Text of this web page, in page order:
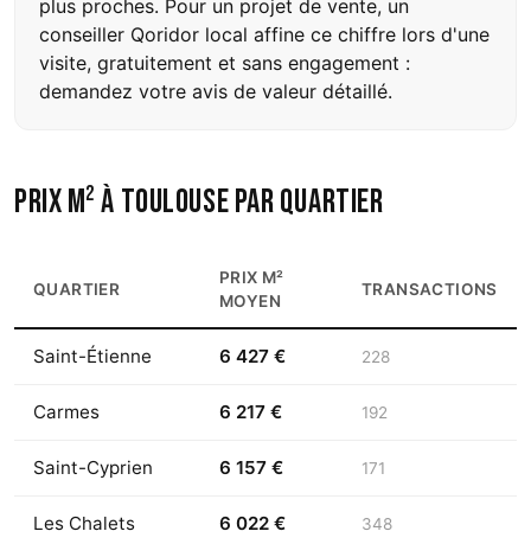
plus proches. Pour un projet de vente, un
conseiller Qoridor local affine ce chiffre lors d'une
visite, gratuitement et sans engagement :
demandez votre avis de valeur détaillé.
Prix m² à Toulouse par quartier
QUARTIER
PRIX M²
MOYEN
TRANSACTIONS
Saint-Étienne 6 427 € 228
Carmes 6 217 € 192
Saint-Cyprien 6 157 € 171
Les Chalets 6 022 € 348